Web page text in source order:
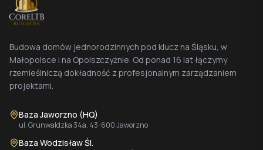
Budowa domów jednorodzinnych pod klucz na Śląsku, w
Małopolsce i na Opolszczyźnie. Od ponad 16 lat łączymy
rzemieślniczą dokładność z profesjonalnym zarządzaniem
projektami.
Baza Jaworzno (HQ)
ul. Grunwaldzka 34a, 43-600 Jaworzno
Baza Wodzisław Śl.